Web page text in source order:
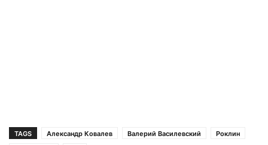
TAGS Александр Ковалев Валерий Василевский
Роклин